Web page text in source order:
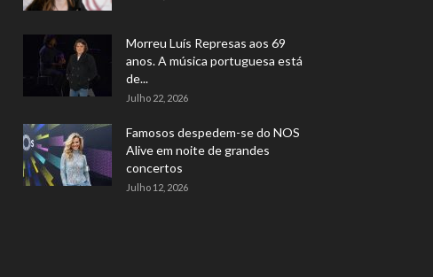
Morreu Luís Represas aos 69
anos. A música portuguesa está
de...
Julho 22, 2026
Famosos despedem-se do NOS
Alive em noite de grandes
concertos
Julho 12, 2026